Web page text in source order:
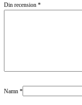
Din recension *
Namn *